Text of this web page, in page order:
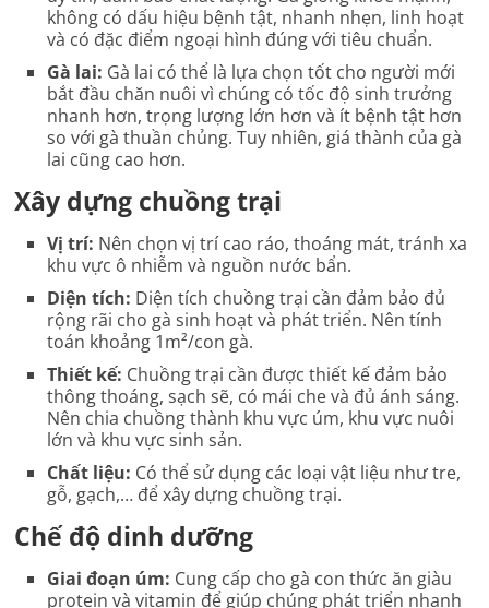
không có dấu hiệu bệnh tật, nhanh nhẹn, linh hoạt
và có đặc điểm ngoại hình đúng với tiêu chuẩn.
Gà lai: Gà lai có thể là lựa chọn tốt cho người mới
bắt đầu chăn nuôi vì chúng có tốc độ sinh trưởng
nhanh hơn, trọng lượng lớn hơn và ít bệnh tật hơn
so với gà thuần chủng. Tuy nhiên, giá thành của gà
lai cũng cao hơn.
Xây dựng chuồng trại
Vị trí: Nên chọn vị trí cao ráo, thoáng mát, tránh xa
khu vực ô nhiễm và nguồn nước bẩn.
Diện tích: Diện tích chuồng trại cần đảm bảo đủ
rộng rãi cho gà sinh hoạt và phát triển. Nên tính
toán khoảng 1m²/con gà.
Thiết kế: Chuồng trại cần được thiết kế đảm bảo
thông thoáng, sạch sẽ, có mái che và đủ ánh sáng.
Nên chia chuồng thành khu vực úm, khu vực nuôi
lớn và khu vực sinh sản.
Chất liệu: Có thể sử dụng các loại vật liệu như tre,
gỗ, gạch,… để xây dựng chuồng trại.
Chế độ dinh dưỡng
Giai đoạn úm: Cung cấp cho gà con thức ăn giàu
protein và vitamin để giúp chúng phát triển nhanh